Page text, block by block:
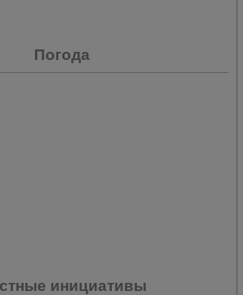
Погода
инициативы